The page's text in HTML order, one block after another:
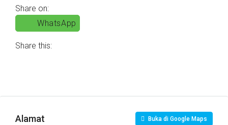
Share on:
WhatsApp
Share this:
Alamat Buka di Google Maps